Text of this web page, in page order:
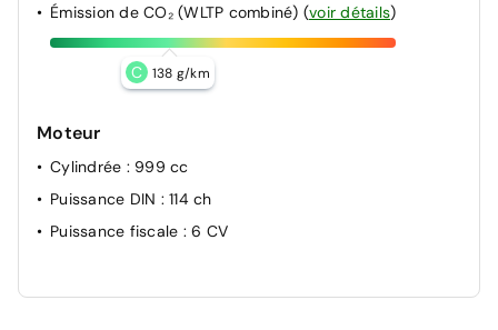
Émission de CO₂ (WLTP combiné) (voir détails)
C 138 g/km
Moteur
Cylindrée : 999 cc
Puissance DIN : 114 ch
Puissance fiscale : 6 CV